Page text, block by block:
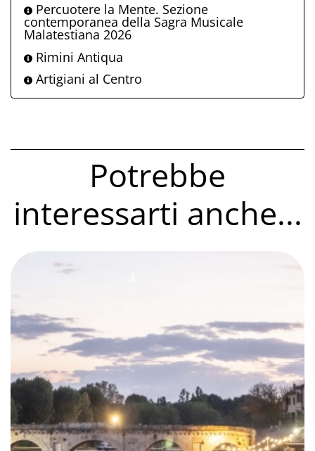
Percuotere la Mente. Sezione
contemporanea della Sagra Musicale
Malatestiana 2026
Rimini Antiqua
Artigiani al Centro
Potrebbe
interessarti anche...